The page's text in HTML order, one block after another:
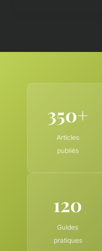
350+
Articles
publiés
120
Guides
pratiques